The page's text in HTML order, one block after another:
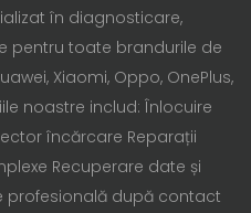
în diagnosticare,
pentru toate brandurile de
Xiaomi, Oppo, OnePlus,
noastre includ: Înlocuire
încărcare Reparații
Recuperare date și
profesională după contact